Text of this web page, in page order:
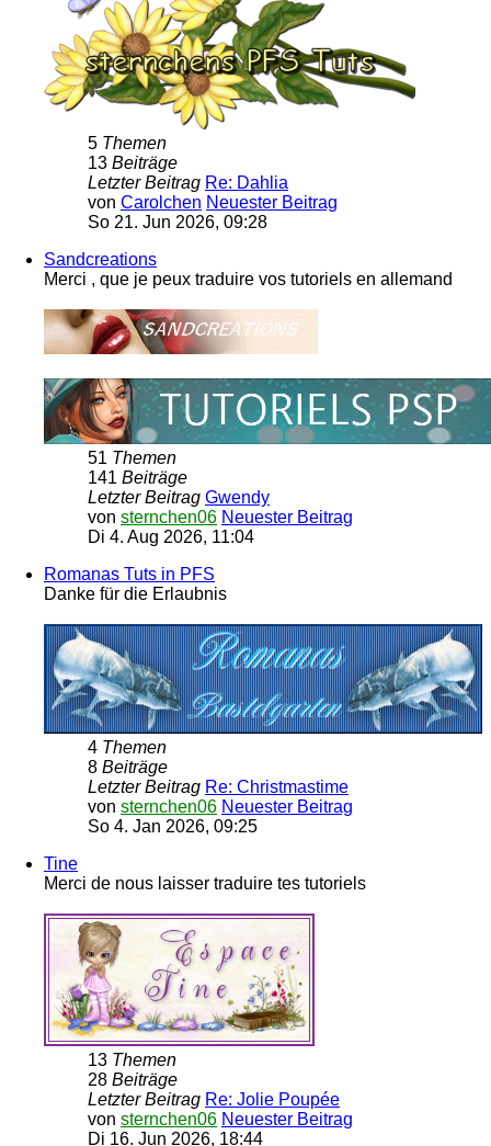
5 Themen
13 Beiträge
Letzter Beitrag Re: Dahlia
von Carolchen Neuester Beitrag
So 21. Jun 2026, 09:28
Sandcreations
Merci , que je peux traduire vos tutoriels en allemand
51 Themen
141 Beiträge
Letzter Beitrag Gwendy
von sternchen06 Neuester Beitrag
Di 4. Aug 2026, 11:04
Romanas Tuts in PFS
Danke für die Erlaubnis
4 Themen
8 Beiträge
Letzter Beitrag Re: Christmastime
von sternchen06 Neuester Beitrag
So 4. Jan 2026, 09:25
Tine
Merci de nous laisser traduire tes tutoriels
13 Themen
28 Beiträge
Letzter Beitrag Re: Jolie Poupée
von sternchen06 Neuester Beitrag
Di 16. Jun 2026, 18:44